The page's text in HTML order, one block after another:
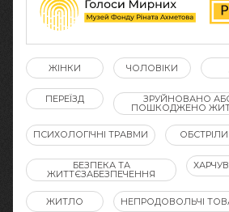
ЖІНКИ ЧОЛОВІКИ
ПЕРЕЇЗД ЗРУЙНОВАНО
ПОШКОДЖЕНО
ПСИХОЛОГІЧНІ ТРАВМИ ОБСТРІЛИ
БЕЗПЕКА ТА
ЖИТТЄЗАБЕЗПЕЧЕННЯ
ЖИТЛО НЕПРОДОВОЛЬЧІ